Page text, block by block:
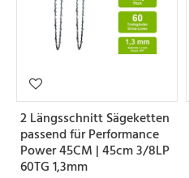
2 Längsschnitt Sägeketten
passend für Performance
Power 45CM | 45cm 3/8LP
60TG 1,3mm